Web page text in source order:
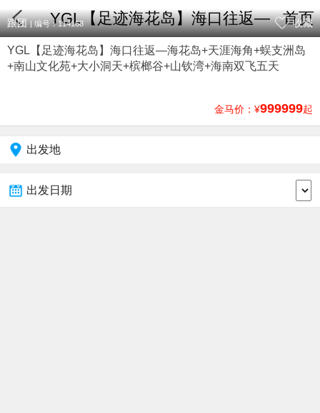
YGL【足迹海花岛】海口往返—
海花岛+天涯海角+蜈支洲岛+南山
+海南双飞五天
首页
跟团| 编号：114168 收藏
YGL【足迹海花岛】海口往返—海花岛+天涯海角+蜈支洲岛
+南山文化苑+大小洞天+槟榔谷+山钦湾+海南双飞五天
金马价：¥999999起
出发地
出发日期